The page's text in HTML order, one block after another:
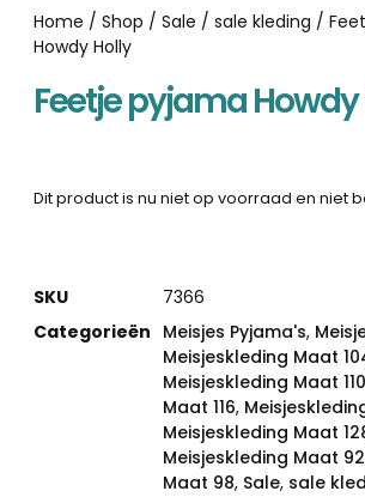
Home / Shop / Sale / sale kleding /
Howdy Holly
Feetje pyjama Howdy
Dit product is nu niet op voorraad en niet
SKU
7366
Categorieën Meisjes Pyjama's,
Meisjeskleding Maat
Meisjeskleding Maat 110
Maat 116,
Meisjeskleding Maat
Meisjeskleding Maat 92
Maat 98, Sale, sale